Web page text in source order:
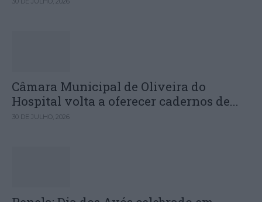
Câmara Municipal de Oliveira do
Hospital volta a oferecer cadernos de...
30 DE JULHO, 2026